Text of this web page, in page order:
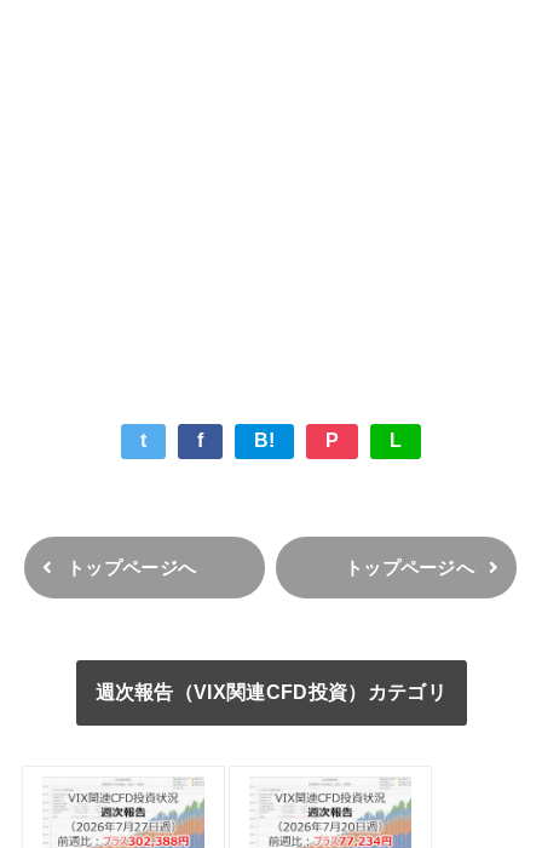
t f B! P L
トップページへ トップページへ
週次報告（VIX関連CFD投資）カテゴリ